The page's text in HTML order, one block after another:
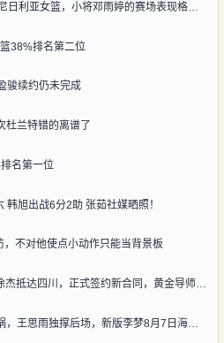
CCTV5全程直播！中国女篮迎战尼日利亚女篮，小将邓雨婷的赛场表现格外令人期待
38%排名第二位
骏续约仍未完成
杜兰特错的离谱了
名第一位
旭出战6分2助 张茹社媒晒照！
不对他使点小动作只能当背景板
CBA消息：新身份、薪酬曝光！徐杰抵达四川，正式签约新合同，黄金导师身份曝光
李缘落选！中国女篮14人名单炸锅，王思雨独撑后场，新版李梦8月7日海口首秀